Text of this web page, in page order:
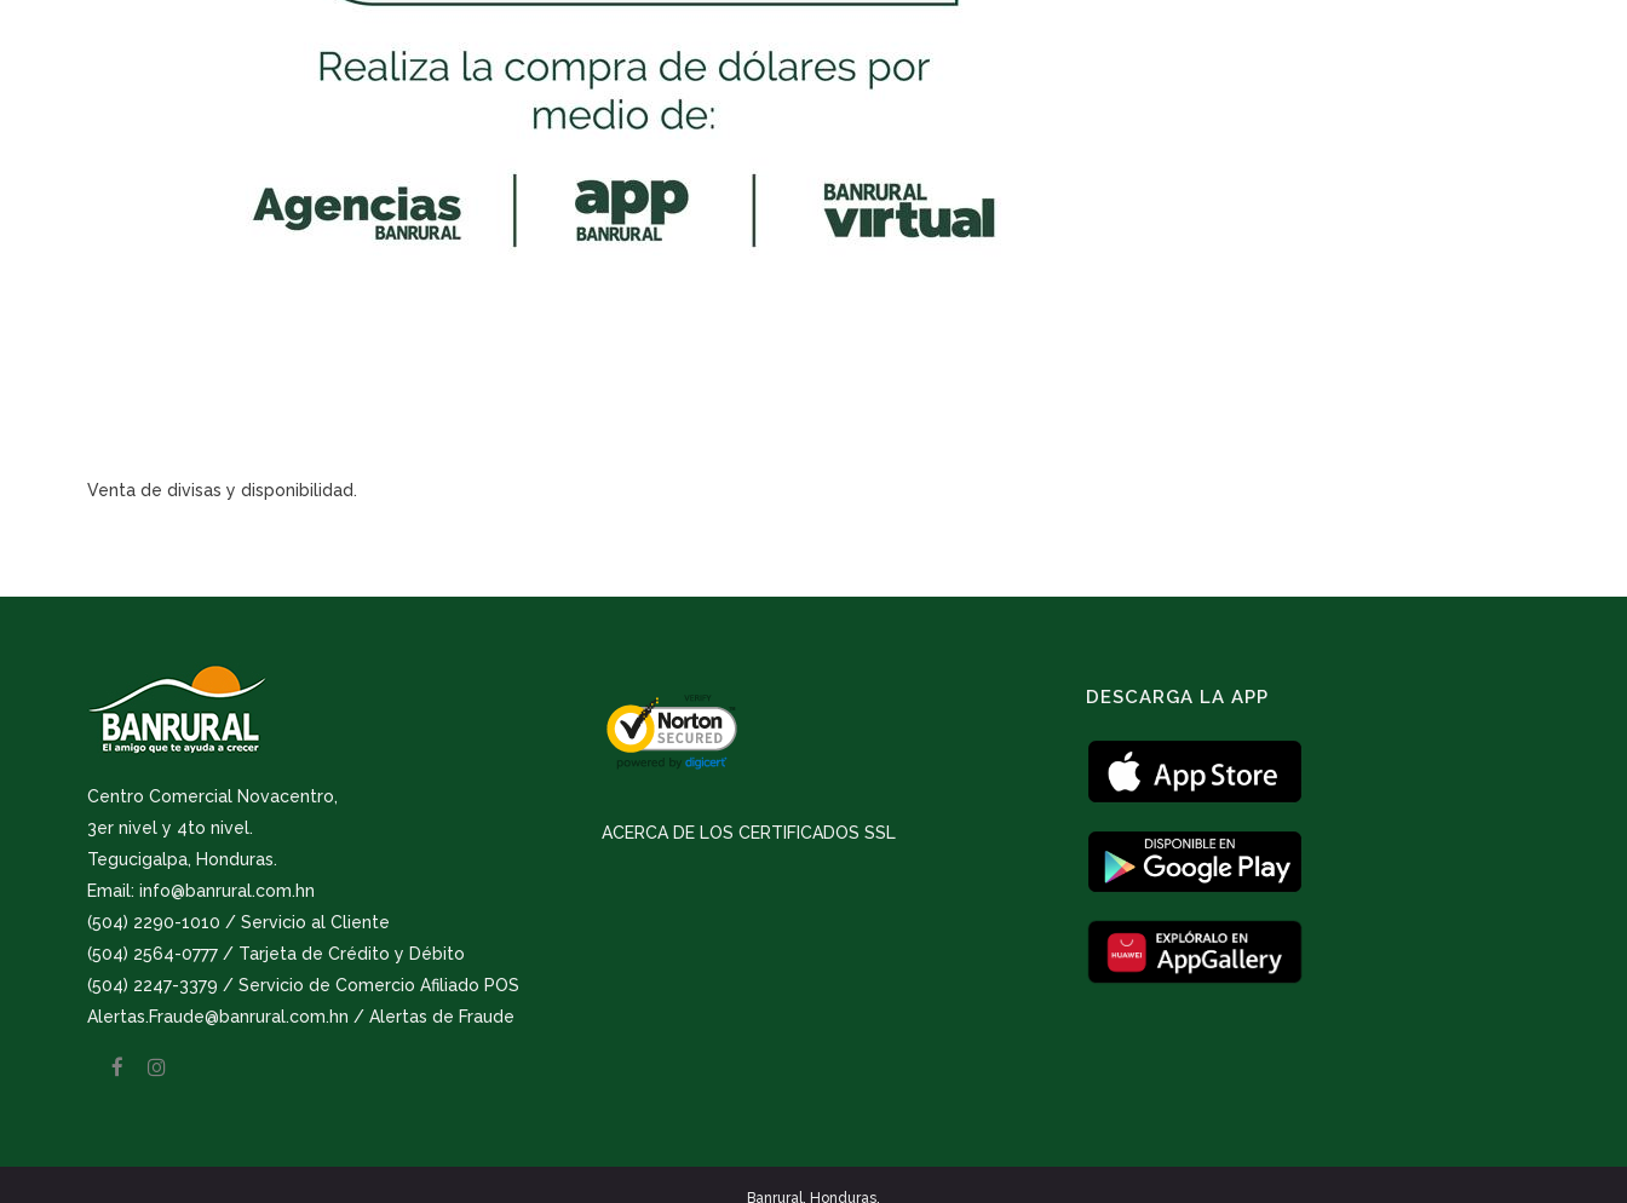
Venta de divisas y disponibilidad.
Centro Comercial Novacentro,
3er nivel y 4to nivel.
Tegucigalpa, Honduras.
Email: info@banrural.com.hn
(504) 2290-1010 / Servicio al Cliente
(504) 2564-0777 / Tarjeta de Crédito y Débito
(504) 2247-3379 / Servicio de Comercio Afiliado POS
Alertas.Fraude@banrural.com.hn / Alertas de Fraude
ACERCA DE LOS CERTIFICADOS SSL
DESCARGA LA APP
Banrural. Honduras.